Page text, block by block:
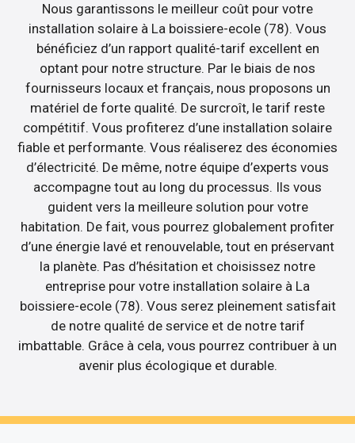
Nous garantissons le meilleur coût pour votre
installation solaire à La boissiere-ecole (78). Vous
bénéficiez d’un rapport qualité-tarif excellent en
optant pour notre structure. Par le biais de nos
fournisseurs locaux et français, nous proposons un
matériel de forte qualité. De surcroît, le tarif reste
compétitif. Vous profiterez d’une installation solaire
fiable et performante. Vous réaliserez des économies
d’électricité. De même, notre équipe d’experts vous
accompagne tout au long du processus. Ils vous
guident vers la meilleure solution pour votre
habitation. De fait, vous pourrez globalement profiter
d’une énergie lavé et renouvelable, tout en préservant
la planète. Pas d’hésitation et choisissez notre
entreprise pour votre installation solaire à La
boissiere-ecole (78). Vous serez pleinement satisfait
de notre qualité de service et de notre tarif
imbattable. Grâce à cela, vous pourrez contribuer à un
avenir plus écologique et durable.